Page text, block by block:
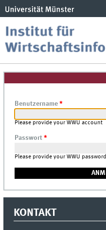
Benutzername*
Please provide your WWU account
Passwort*
Please provide your WWU password
KONTAKT